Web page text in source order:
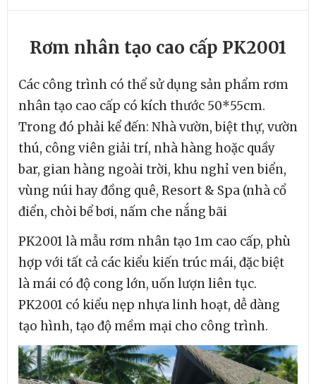
Rơm nhân tạo cao cấp PK2001
Các công trình có thể sử dụng sản phẩm rơm
nhân tạo cao cấp có kích thước 50*55cm.
Trong đó phải kể đến: Nhà vườn, biệt thự, vườn
thú, công viên giải trí, nhà hàng hoặc quầy
bar, gian hàng ngoài trời, khu nghỉ ven biển,
vùng núi hay đồng quê, Resort & Spa (nhà cổ
điển, chòi bể bơi, nấm che nắng bãi
PK2001 là mẫu rơm nhân tạo 1m cao cấp, phù
hợp với tất cả các kiểu kiến trúc mái, đặc biệt
là mái có độ cong lớn, uốn lượn liên tục.
PK2001 có kiểu nẹp nhựa linh hoạt, dễ dàng
tạo hình, tạo độ mềm mại cho công trình.